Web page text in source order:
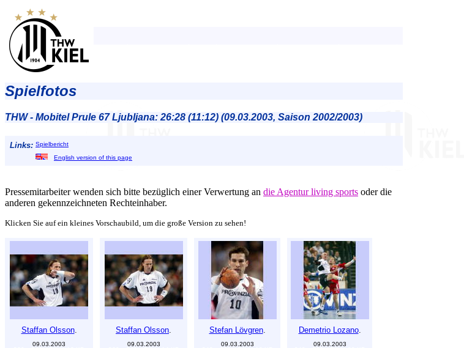
Spielfotos
THW - Mobitel Prule 67 Ljubljana: 26:28 (11:12) (09.03.2003, Saison 2002/2003)
Links: Spielbericht
English version of this page
Pressemitarbeiter wenden sich bitte bezüglich einer Verwertung an die Agentur living sports oder die
anderen gekennzeichneten Rechteinhaber.
Klicken Sie auf ein kleines Vorschaubild, um die große Version zu sehen!
Staffan Olsson. Staffan Olsson. Stefan Lövgren. Demetrio Lozano.
09.03.2003
09.03.2003
09.03.2003
09.03.2003